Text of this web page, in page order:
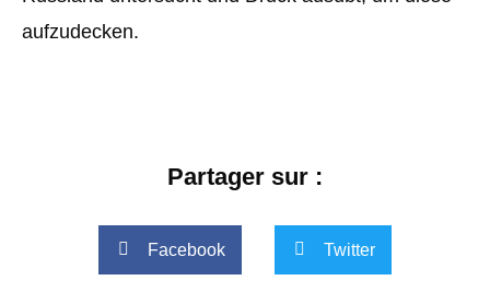
aufzudecken.
Partager sur :
Facebook Twitter